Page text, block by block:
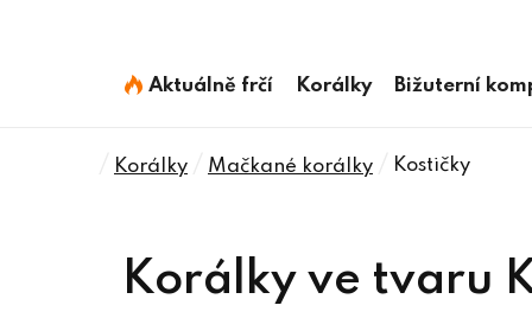
Aktuálně frčí Korálky Bižuterní
Domů
Korálky Mačkané korálky Kostičky
Korálky ve tvaru